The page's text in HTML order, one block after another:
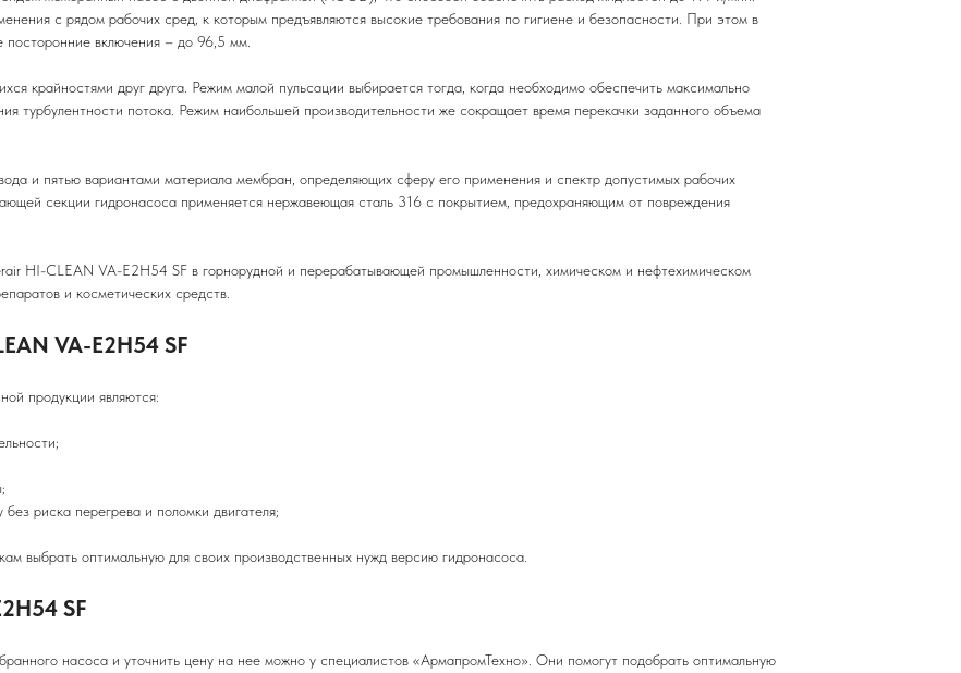
с рядом рабочих сред, к которым предъявляются высокие требования по гигиене и безопасности. При этом в
посторонние включения – до 96,5 мм.
крайностями друг друга. Режим малой пульсации выбирается тогда, когда необходимо обеспечить максимально
турбулентности потока. Режим наибольшей производительности же сокращает время перекачки заданного объема
и пятью вариантами материала мембран, определяющих сферу его применения и спектр допустимых рабочих
секции гидронасоса применяется нержавеющая сталь 316 с покрытием, предохраняющим от повреждения
HI-CLEAN VA-E2H54 SF в горнорудной и перерабатывающей промышленности, химическом и нефтехимическом
и косметических средств.
VA-E2H54 SF
продукции являются:
риска перегрева и поломки двигателя;
оптимальную для своих производственных нужд версию гидронасоса.
SF
насоса и уточнить цену на нее можно у специалистов «АрмапромТехно». Они помогут подобрать оптимальную